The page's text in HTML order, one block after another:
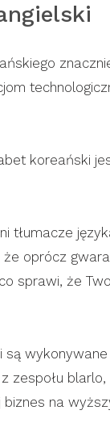
koreański
tłumacze
że oprócz
sprawi, że
są wykonywane
zespołu
na